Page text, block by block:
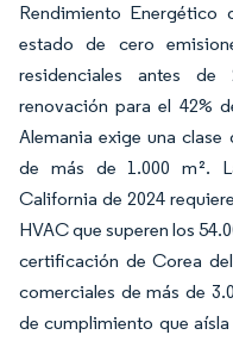
Rendimiento
estado de cero
residenciales antes
renovación para el 42%
Alemania exige una
de más de 1.000 m².
California de 2024
HVAC que superen los
certificación de Corea
comerciales de más de
de cumplimiento que